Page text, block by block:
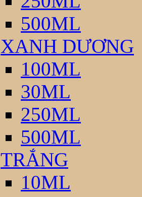
500ML
XANH DƯƠNG
100ML
30ML
250ML
500ML
TRẮNG
10ML